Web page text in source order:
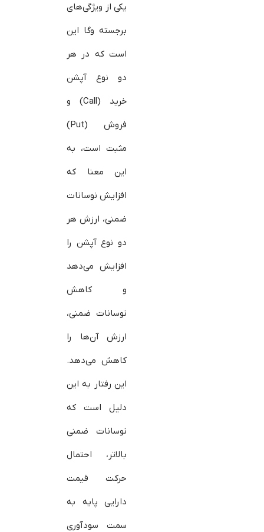
یکی از ویژگی‌های
برجسته وگا این
است که در هر
دو نوع آپشن
خرید (Call) و
فروش (Put)
مثبت است، به
این معنا که
افزایش نوسانات
ضمنی، ارزش هر
دو نوع آپشن را
افزایش می‌دهد
و کاهش
نوسانات ضمنی،
ارزش آن‌ها را
کاهش می‌دهد.
این رفتار به این
دلیل است که
نوسانات ضمنی
بالاتر، احتمال
حرکت قیمت
دارایی پایه به
سمت سودآوری